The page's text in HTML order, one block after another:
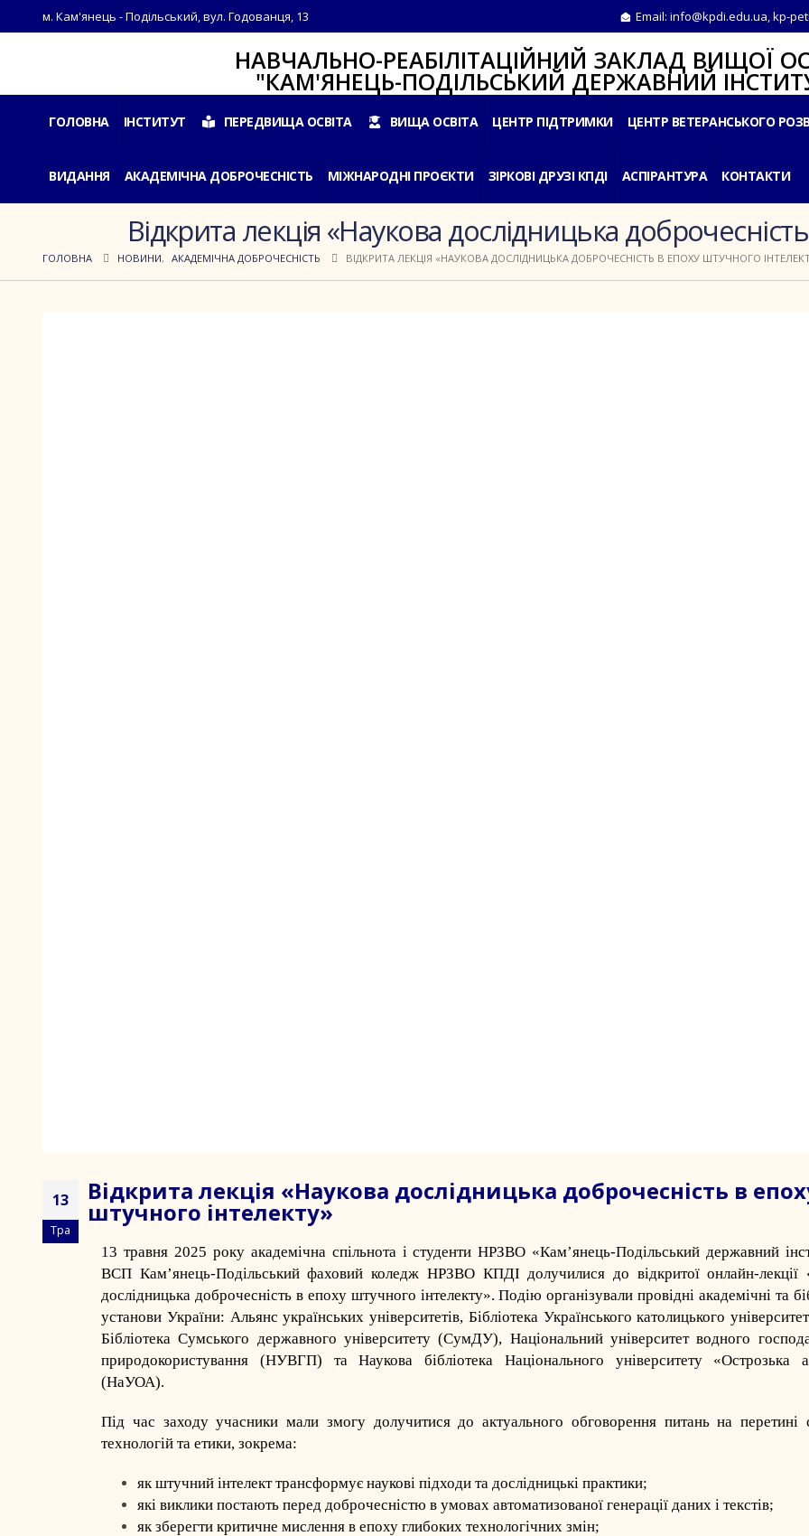
м. Кам'янець - Подільський, вул. Годованця, 13 Email: info@kpdi.edu.ua,kp-
НАВЧАЛЬНО-РЕАБІЛІТАЦІЙНИЙ ЗАКЛАД ВИЩОЇ
"КАМ'ЯНЕЦЬ-ПОДІЛЬСЬКИЙ ДЕРЖАВНИЙ
ГОЛОВНА ІНСТИТУТ ПЕРЕДВИЩА ОСВІТА ВИЩА ОСВІТА ЦЕНТР ПІДТРИМКИ ЦЕНТР ВЕТЕРАНСЬКОГО
ВИДАННЯ АКАДЕМІЧНА ДОБРОЧЕСНІСТЬ МІЖНАРОДНІ ПРОЄКТИ ЗІРКОВІ ДРУЗІ КПДІ АСПІРАНТУРА КОНТАКТИ
Відкрита лекція «Наукова дослідницька
ГОЛОВНА НОВИНИ, АКАДЕМІЧНА ДОБРОЧЕСНІСТЬ ВІДКРИТА ЛЕКЦІЯ «НАУКОВА ДОСЛІДНИЦЬКА ДОБРОЧЕСНІСТЬ В ЕПОХУ ШТУЧНОГО
13
Тра
Відкрита лекція «Наукова дослідницька доброчесність в
штучного інтелекту»
13 травня 2025 року академічна спільнота і студенти НРЗВО «Кам’янець-Подільський державний
ВСП Кам’янець-Подільський фаховий коледж НРЗВО КПДІ долучилися до відкритої онлайн-лекції
дослідницька доброчесність в епоху штучного інтелекту». Подію організували провідні академічні та
установи України: Альянс українських університетів, Бібліотека Українського католицького
Бібліотека Сумського державного університету (СумДУ), Національний університет водного
природокористування (НУВГП) та Наукова бібліотека Національного університету «Острозька
(НаУОА).
Під час заходу учасники мали змогу долучитися до актуального обговорення питань на перетині
технологій та етики, зокрема:
як штучний інтелект трансформує наукові підходи та дослідницькі практики;
які виклики постають перед доброчесністю в умовах автоматизованої генерації даних і текстів;
як зберегти критичне мислення в епоху глибоких технологічних змін;